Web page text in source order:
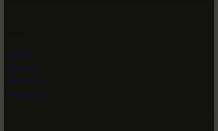
Главная
Выставки
Коллекции
Мероприятия